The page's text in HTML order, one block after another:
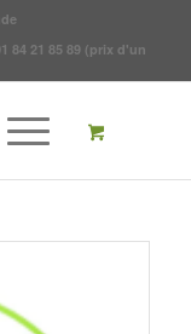
84 21 85 89 (prix d'un